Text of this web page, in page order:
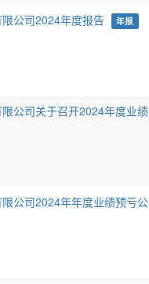
公司2024年度报告
年报
公司关于召开2024年度业绩
公司2024年年度业绩预亏公